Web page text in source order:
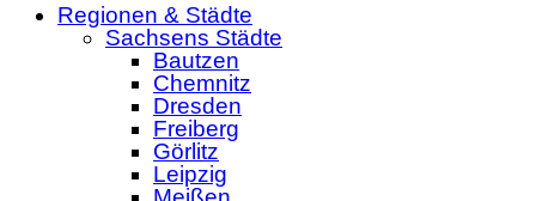
Regionen & Städte
Sachsens Städte
Bautzen
Chemnitz
Dresden
Freiberg
Görlitz
Leipzig